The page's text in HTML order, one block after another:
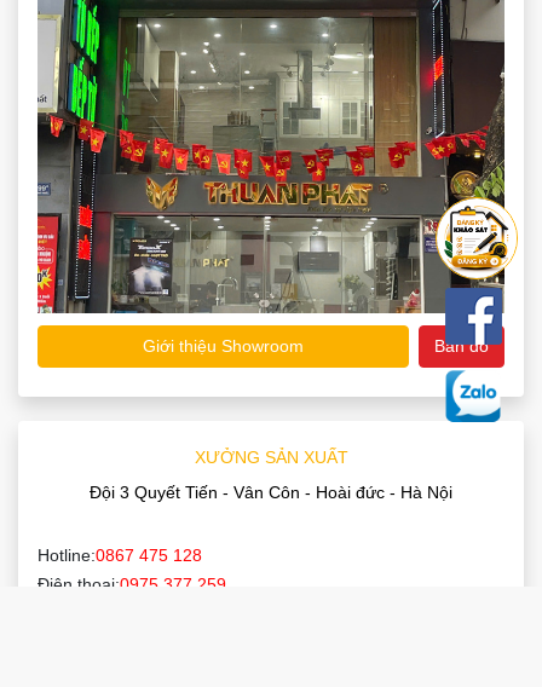
Giới thiệu Showroom Bản đồ
XƯỞNG SẢN XUẤT
Đội 3 Quyết Tiến - Vân Côn - Hoài đức - Hà Nội
Hotline:0867 475 128
Điện thoại:0975 377 259